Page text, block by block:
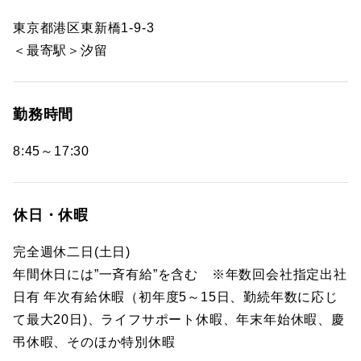
東京都港区東新橋1-9-3
＜最寄駅＞汐留
勤務時間
8:45～17:30
休日・休暇
完全週休二日(土日)
年間休日には”一斉有給”を含む ※年数回会社指定出社
日有 年次有給休暇（初年度5～15日、勤続年数に応じ
て最大20日)、ライフサポート休暇、年末年始休暇、慶
弔休暇、そのほか特別休暇